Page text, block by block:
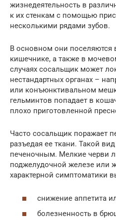
жизнедеятельность в
к их стенкам с помощью
несколькими рядами зубов.
В основном они поселяются
кишечнике, а также в
случаях сосальщик может
нестандартных органах –
или конъюнктивальном
гельминтов попадает в
плохо приготовленной
Часто сосальщик поражает
разъедая ее ткани. Такой
печеночным. Мелкие черви
поджелудочной железе или
характерной симптоматики
снижение аппетита
болезненность в